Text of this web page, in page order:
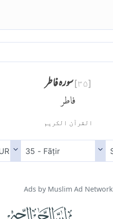
[۳۵]سورہ فاطر
فاطر
القرآن الكريم
Ads by Muslim Ad Network